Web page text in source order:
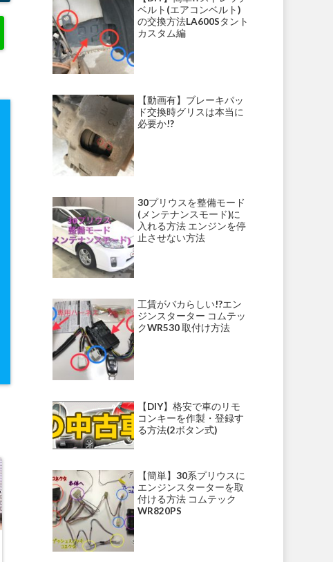
ベルト(エアコンベルト)
の交換方法LA600Sタント
カスタム編
【動画有】ブレーキパッ
ド交換時グリスは本当に
必要か!?
30プリウスを整備モード
(メンテナンスモード)に
入れる方法 エンジンを停
止させない方法
工賃がバカらしい!?エン
ジンスターター コムテッ
クWR530 取付け方法
【DIY】格安で車のリモ
コンキーを作製・登録す
る方法(2ボタン式)
【簡単】30系プリウスに
エンジンスターターを取
付ける方法 コムテック
WR820PS